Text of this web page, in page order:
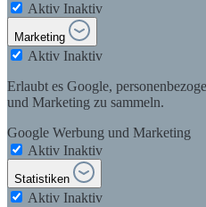
Aktiv Inaktiv
Marketing
Aktiv Inaktiv
Erlaubt es Google,
und Marketing zu sammeln.
Google Werbung und Marketing
Aktiv Inaktiv
Statistiken
Aktiv Inaktiv